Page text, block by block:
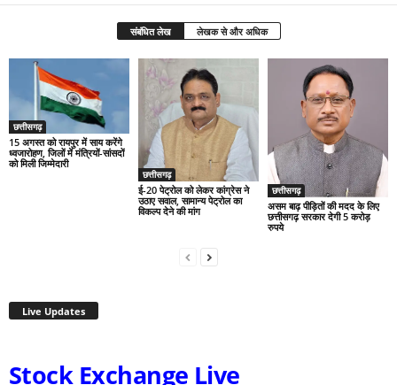
संबंधित लेख लेखक से और अधिक
छत्तीसगढ़
15 अगस्त को रायपुर में साय करेंगे
ध्वजारोहण, जिलों में मंत्रियों-सांसदों
को मिली जिम्मेदारी
छत्तीसगढ़
ई-20 पेट्रोल को लेकर कांग्रेस ने
उठाए सवाल, सामान्य पेट्रोल का
विकल्प देने की मांग
छत्तीसगढ़
असम बाढ़ पीड़ितों की मदद के लिए
छत्तीसगढ़ सरकार देगी 5 करोड़
रुपये
Live Updates
Stock Exchange Live